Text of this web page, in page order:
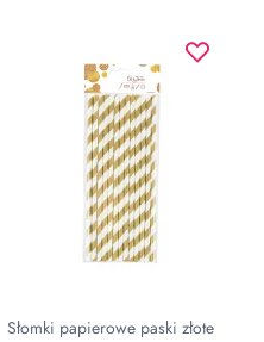
Słomki papierowe paski złote